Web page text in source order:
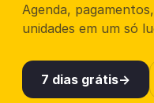
Agenda,
unidades em um só
7 dias grátis